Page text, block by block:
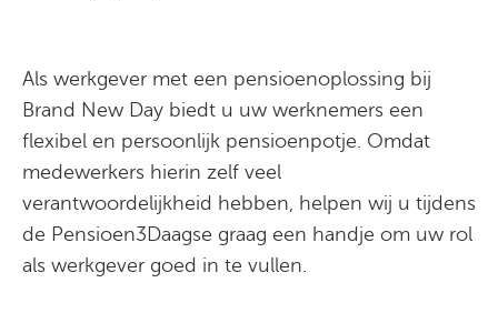
Als werkgever met een pensioenoplossing bij
Brand New Day biedt u uw werknemers een
flexibel en persoonlijk pensioenpotje. Omdat
medewerkers hierin zelf veel
verantwoordelijkheid hebben, helpen wij u tijdens
de Pensioen3Daagse graag een handje om uw rol
als werkgever goed in te vullen.